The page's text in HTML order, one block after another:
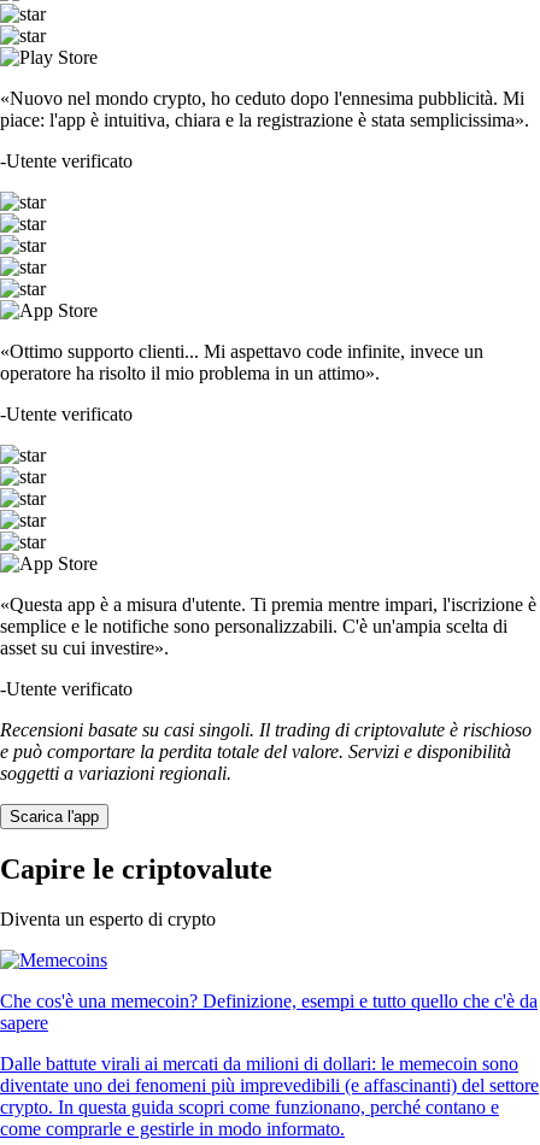
«Nuovo nel mondo crypto, ho ceduto dopo l'ennesima pubblicità. Mi
piace: l'app è intuitiva, chiara e la registrazione è stata semplicissima».
-Utente verificato
«Ottimo supporto clienti... Mi aspettavo code infinite, invece un
operatore ha risolto il mio problema in un attimo».
-Utente verificato
«Questa app è a misura d'utente. Ti premia mentre impari, l'iscrizione è
semplice e le notifiche sono personalizzabili. C'è un'ampia scelta di
asset su cui investire».
-Utente verificato
Recensioni basate su casi singoli. Il trading di criptovalute è rischioso
e può comportare la perdita totale del valore. Servizi e disponibilità
soggetti a variazioni regionali.
Scarica l'app
Capire le criptovalute
Diventa un esperto di crypto
Che cos'è una memecoin? Definizione, esempi e tutto quello che c'è da
sapere
Dalle battute virali ai mercati da milioni di dollari: le memecoin sono
diventate uno dei fenomeni più imprevedibili (e affascinanti) del settore
crypto. In questa guida scopri come funzionano, perché contano e
come comprarle e gestirle in modo informato.